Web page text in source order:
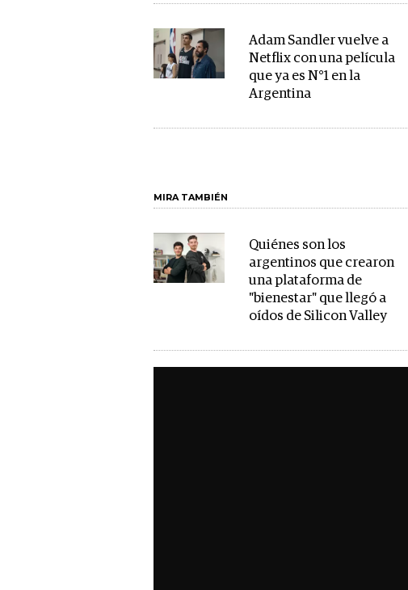
Adam Sandler vuelve a
Netflix con una película
que ya es N°1 en la
Argentina
MIRA TAMBIÉN
Quiénes son los
argentinos que crearon
una plataforma de
"bienestar" que llegó a
oídos de Silicon Valley